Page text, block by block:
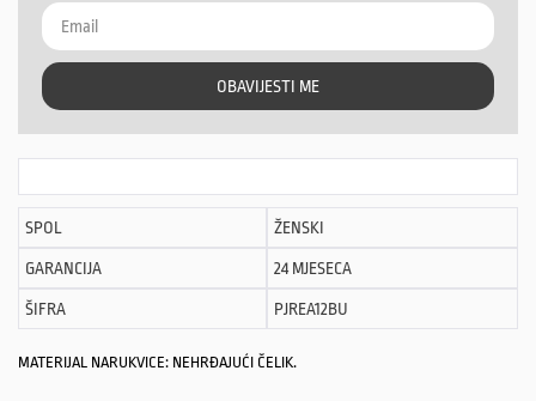
OBAVIJESTI ME
SPOL ŽENSKI
GARANCIJA 24 MJESECA
ŠIFRA PJREA12BU
MATERIJAL NARUKVICE: NEHRĐAJUĆI ČELIK.